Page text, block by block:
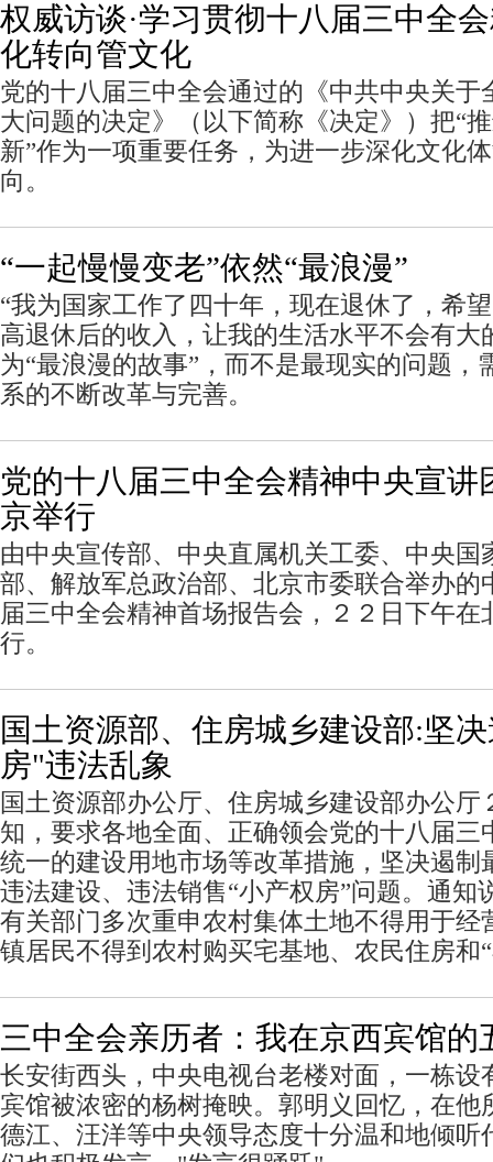
权威访谈·学习贯彻十八届三中全
化转向管文化
党的十八届三中全会通过的《中共中央关于
大问题的决定》（以下简称《决定》）把“
新”作为一项重要任务，为进一步深化文化
向。
“一起慢慢变老”依然“最浪漫”
“我为国家工作了四十年，现在退休了，希
高退休后的收入，让我的生活水平不会有大
为“最浪漫的故事”，而不是最现实的问题，
系的不断改革与完善。
党的十八届三中全会精神中央宣讲
京举行
由中央宣传部、中央直属机关工委、中央国
部、解放军总政治部、北京市委联合举办的
届三中全会精神首场报告会，２２日下午在
行。
国土资源部、住房城乡建设部:坚
房"违法乱象
国土资源部办公厅、住房城乡建设部办公厅
知，要求各地全面、正确领会党的十八届三
统一的建设用地市场等改革措施，坚决遏制
违法建设、违法销售“小产权房”问题。通知
有关部门多次重申农村集体土地不得用于经
镇居民不得到农村购买宅基地、农民住房和
三中全会亲历者：我在京西宾馆的
长安街西头，中央电视台老楼对面，一栋设
宾馆被浓密的杨树掩映。郭明义回忆，在他
德江、汪洋等中央领导态度十分温和地倾听